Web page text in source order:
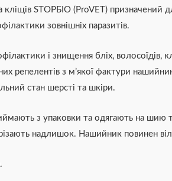
STOPБІО (ProVET)
зовнішніх паразитів.
і знищення бліх, волосоїдів,
репелентів з м’якої фактури
стан шерсті та шкіри.
з упаковки та одягають на
надлишок. Нашийник повинен